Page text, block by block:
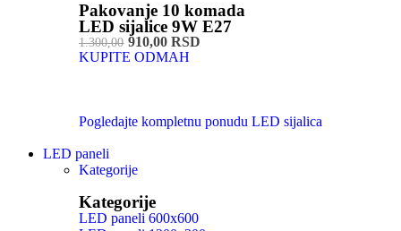
Pakovanje 10 komada
LED sijalice 9W E27
1.300,00910,00 RSD
KUPITE ODMAH
Pogledajte kompletnu ponudu LED sijalica
LED paneli
Kategorije
Kategorije
LED paneli 600x600